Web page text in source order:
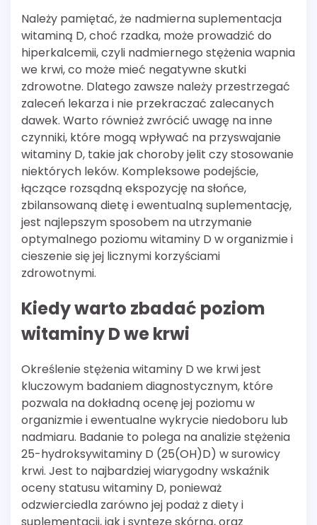
Należy pamiętać, że nadmierna suplementacja
witaminą D, choć rzadka, może prowadzić do
hiperkalcemii, czyli nadmiernego stężenia wapnia
we krwi, co może mieć negatywne skutki
zdrowotne. Dlatego zawsze należy przestrzegać
zaleceń lekarza i nie przekraczać zalecanych
dawek. Warto również zwrócić uwagę na inne
czynniki, które mogą wpływać na przyswajanie
witaminy D, takie jak choroby jelit czy stosowanie
niektórych leków. Kompleksowe podejście,
łączące rozsądną ekspozycję na słońce,
zbilansowaną dietę i ewentualną suplementację,
jest najlepszym sposobem na utrzymanie
optymalnego poziomu witaminy D w organizmie i
cieszenie się jej licznymi korzyściami
zdrowotnymi.
Kiedy warto zbadać poziom
witaminy D we krwi
Określenie stężenia witaminy D we krwi jest
kluczowym badaniem diagnostycznym, które
pozwala na dokładną ocenę jej poziomu w
organizmie i ewentualne wykrycie niedoboru lub
nadmiaru. Badanie to polega na analizie stężenia
25-hydroksywitaminy D (25(OH)D) w surowicy
krwi. Jest to najbardziej wiarygodny wskaźnik
oceny statusu witaminy D, ponieważ
odzwierciedla zarówno jej podaż z diety i